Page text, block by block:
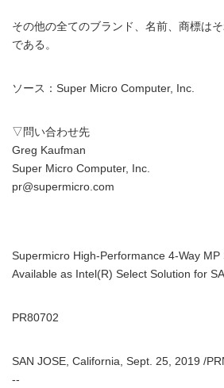
その他の全てのブランド、名前、商標は
である。
ソース：Super Micro Computer, Inc.
▽問い合わせ先
Greg Kaufman
Super Micro Computer, Inc.
pr@supermicro.com
Supermicro High-Performance 4-Way MP
Available as Intel(R) Select Solution for
PR80702
SAN JOSE, California, Sept. 25, 2019 /
--